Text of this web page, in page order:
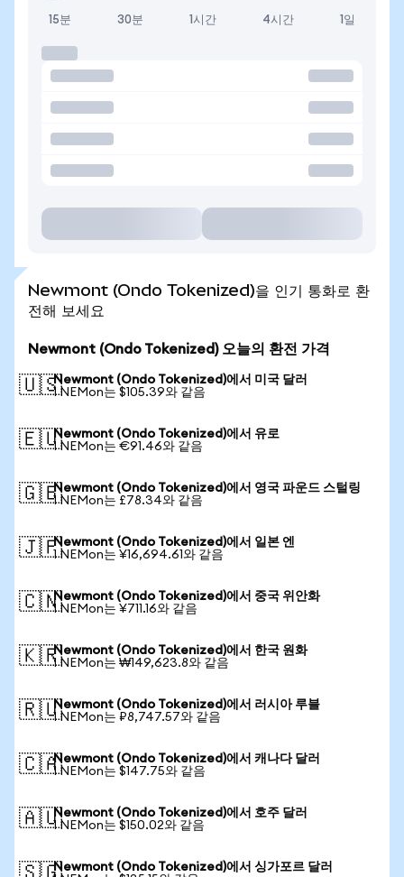
15분 30분 1시간 4시간 1일
Newmont (Ondo Tokenized)을 인기 통화로 환
전해 보세요
Newmont (Ondo Tokenized) 오늘의 환전 가격
🇺🇸Newmont (Ondo Tokenized)에서 미국 달러
1 NEMon는 $105.39와 같음
🇪🇺Newmont (Ondo Tokenized)에서 유로
1 NEMon는 €91.46와 같음
🇬🇧Newmont (Ondo Tokenized)에서 영국 파운드 스털링
1 NEMon는 £78.34와 같음
🇯🇵Newmont (Ondo Tokenized)에서 일본 엔
1 NEMon는 ¥16,694.61와 같음
🇨🇳Newmont (Ondo Tokenized)에서 중국 위안화
1 NEMon는 ¥711.16와 같음
🇰🇷Newmont (Ondo Tokenized)에서 한국 원화
1 NEMon는 ₩149,623.8와 같음
🇷🇺Newmont (Ondo Tokenized)에서 러시아 루블
1 NEMon는 ₽8,747.57와 같음
🇨🇦Newmont (Ondo Tokenized)에서 캐나다 달러
1 NEMon는 $147.75와 같음
🇦🇺Newmont (Ondo Tokenized)에서 호주 달러
1 NEMon는 $150.02와 같음
Newmont (Ondo Tokenized)에서 싱가포르 달러